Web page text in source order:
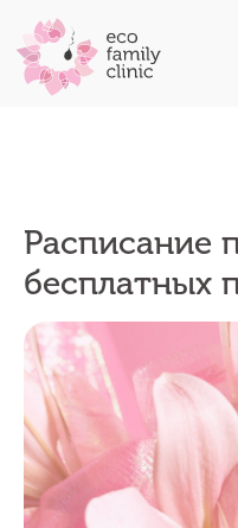
Расписание
бесплатных